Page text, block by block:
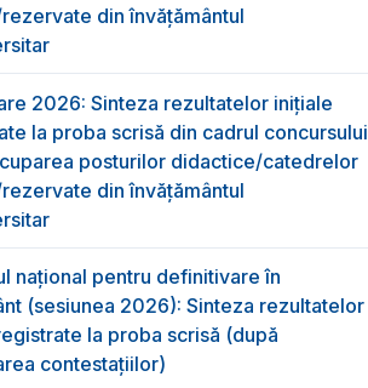
din învăţământul
2026: Sinteza rezultatelor inițiale
la proba scrisă din cadrul concursului
posturilor didactice/catedrelor
din învăţământul
național pentru definitivare în
(sesiunea 2026): Sinteza rezultatelor
la proba scrisă (după
contestațiilor)